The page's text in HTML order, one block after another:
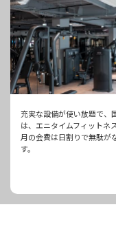
充実な設備が使い放題で、
は、エニタイムフィットネ
月の会費は日割りで無駄が
す。